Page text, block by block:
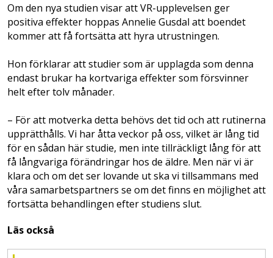
Om den nya studien visar att VR-upplevelsen ger
positiva effekter hoppas Annelie Gusdal att boendet
kommer att få fortsätta att hyra utrustningen.
Hon förklarar att studier som är upplagda som denna
endast brukar ha kortvariga effekter som försvinner
helt efter tolv månader.
– För att motverka detta behövs det tid och att rutinerna
upprätthålls. Vi har åtta veckor på oss, vilket är lång tid
för en sådan här studie, men inte tillräckligt lång för att
få långvariga förändringar hos de äldre. Men när vi är
klara och om det ser lovande ut ska vi tillsammans med
våra samarbetspartners se om det finns en möjlighet att
fortsätta behandlingen efter studiens slut.
Läs också